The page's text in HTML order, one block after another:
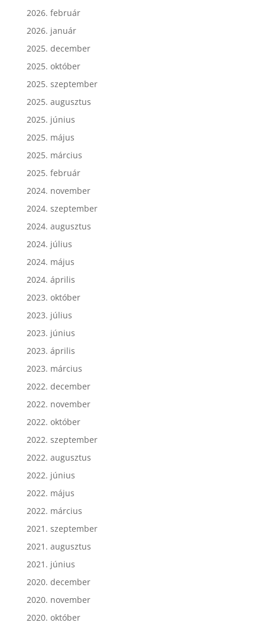
2026. február
2026. január
2025. december
2025. október
2025. szeptember
2025. augusztus
2025. június
2025. május
2025. március
2025. február
2024. november
2024. szeptember
2024. augusztus
2024. július
2024. május
2024. április
2023. október
2023. július
2023. június
2023. április
2023. március
2022. december
2022. november
2022. október
2022. szeptember
2022. augusztus
2022. június
2022. május
2022. március
2021. szeptember
2021. augusztus
2021. június
2020. december
2020. november
2020. október